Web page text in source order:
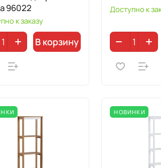
96022
к заказу
В корзину
Доступно к
НОВИНКИ